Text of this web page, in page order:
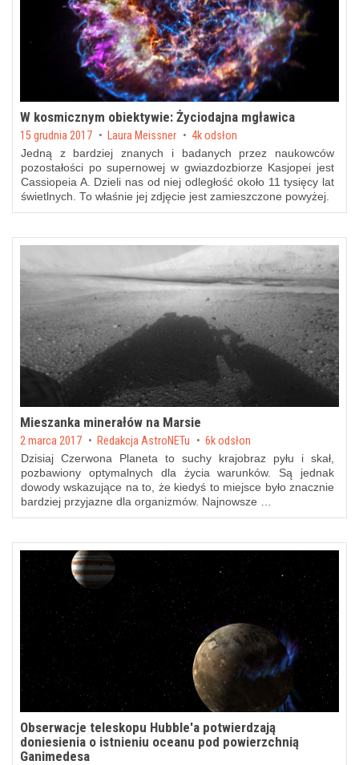
W kosmicznym obiektywie: Życiodajna mgławica
Posted on
15 grudnia 2017 by Laura Meissner 4k odsłon
Jedną z bardziej znanych i badanych przez naukowców
pozostałości po supernowej w gwiazdozbiorze Kasjopei jest
Cassiopeia A. Dzieli nas od niej odległość około 11 tysięcy lat
świetlnych. To właśnie jej zdjęcie jest zamieszczone powyżej.
Mieszanka minerałów na Marsie
Posted on
2 marca 2017 by Redakcja AstroNETu 6k odsłon
Dzisiaj Czerwona Planeta to suchy krajobraz pyłu i skał,
pozbawiony optymalnych dla życia warunków. Są jednak
dowody wskazujące na to, że kiedyś to miejsce było znacznie
bardziej przyjazne dla organizmów. Najnowsze …
Obserwacje teleskopu Hubble'a potwierdzają
doniesienia o istnieniu oceanu pod powierzchnią
Ganimedesa